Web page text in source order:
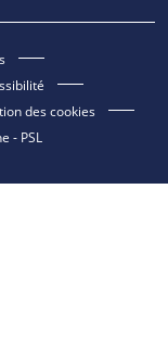
des cookies
- PSL